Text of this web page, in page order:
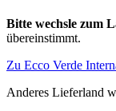
Bitte wechsle zum
übereinstimmt.
Zu Ecco Verde
Anderes Lieferland